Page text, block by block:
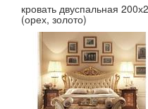
кровать двуспальная
(орех, золото)